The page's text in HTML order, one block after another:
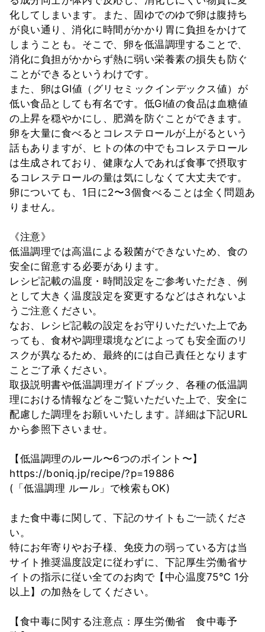
化してしまいます。また、固ゆでのゆで卵は腹持ち
が良い通り、消化に時間がかかり胃に負担をかけて
しまうことも。そこで、卵を低温調理することで、
消化に負担がかからず熱に弱い栄養素の損失も防ぐ
ことができるというわけです。
また、卵はGI値（グリセミックインデックス値）が
低い食品としても有名です。低GI値の食品は血糖値
の上昇を穏やかにし、肥満を防ぐことができます。
卵を大量に食べるとコレステロールが上がるという
話もありますが、ヒトの体の中でもコレステロール
は生成されており、健康な人であれば食事で摂取す
るコレステロールの量は気にしなくて大丈夫です。
卵についても、1日に2〜3個食べることは全く問題あ
りません。
《注意》
低温調理では高温による殺菌ができないため、食の
安全に留意する必要があります。
レシピ記載の温度・時間設定をご参考いただき、例
として大きく温度設定を変更するなどはされないよ
うご注意ください。
なお、レシピ記載の設定をお守りいただいた上であ
っても、食材や調理環境などによっても安全面のリ
スクが異なるため、最終的には自己責任となります
ことご了承ください。
取扱説明書や低温調理ガイドブック、各種の低温調
理における情報などをご覧いただいた上で、安全に
配慮した調理をお願いいたします。詳細は下記URL
から参照下さいませ。
【低温調理のルール〜6つのポイント〜】
https://boniq.jp/recipe/?p=19886
(「低温調理 ルール」で検索もOK)
また食中毒に関して、下記のサイトもご一読くださ
い。
特にお年寄りやお子様、免疫力の弱っている方は当
サイト推奨温度設定に従わずに、下記厚生労働省サ
イトの指示に従い全てのお肉で【中心温度75℃ 1分
以上】の加熱をしてください。
【食中毒に関する注意点：厚生労働省 食中毒予